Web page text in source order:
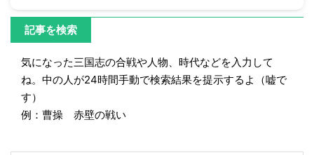
記事を検索
気になった三国志の合戦や人物、時代などを入力して
ね。中の人が24時間手動で検索結果を提示するよ（嘘で
す）
例：曹操 赤壁の戦い